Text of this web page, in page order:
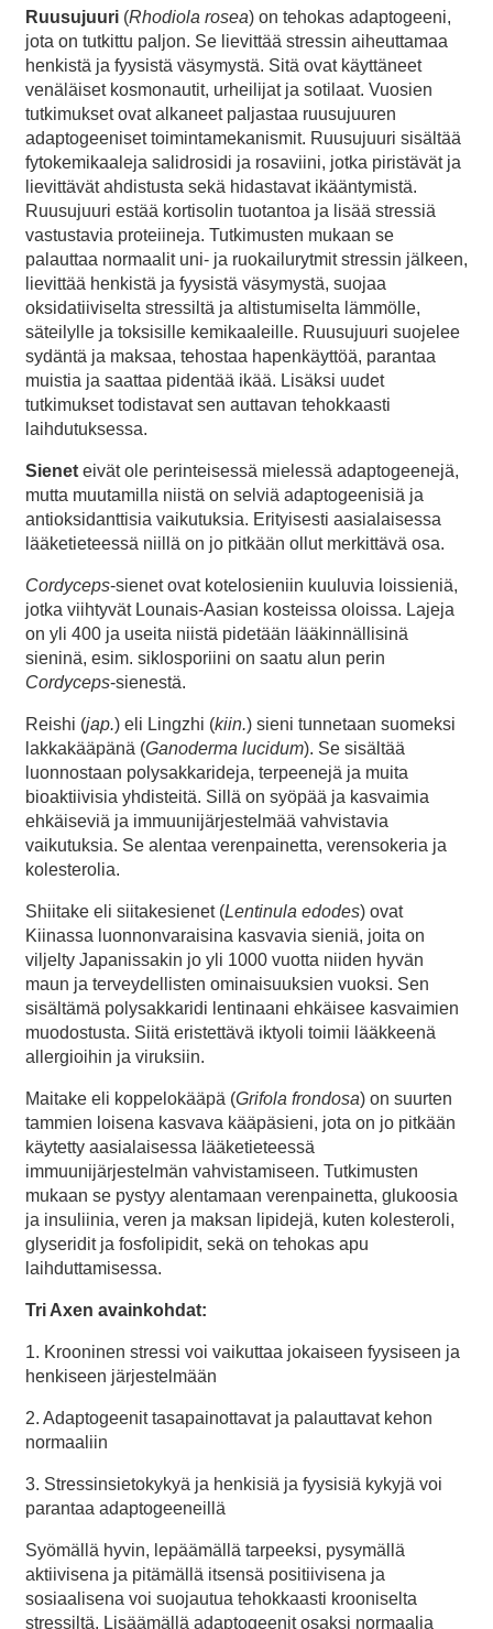
Ruusujuuri (Rhodiola rosea) on tehokas adaptogeeni,
jota on tutkittu paljon. Se lievittää stressin aiheuttamaa
henkistä ja fyysistä väsymystä. Sitä ovat käyttäneet
venäläiset kosmonautit, urheilijat ja sotilaat. Vuosien
tutkimukset ovat alkaneet paljastaa ruusujuuren
adaptogeeniset toimintamekanismit. Ruusujuuri sisältää
fytokemikaaleja salidrosidi ja rosaviini, jotka piristävät ja
lievittävät ahdistusta sekä hidastavat ikääntymistä.
Ruusujuuri estää kortisolin tuotantoa ja lisää stressiä
vastustavia proteiineja. Tutkimusten mukaan se
palauttaa normaalit uni- ja ruokailurytmit stressin jälkeen,
lievittää henkistä ja fyysistä väsymystä, suojaa
oksidatiiviselta stressiltä ja altistumiselta lämmölle,
säteilylle ja toksisille kemikaaleille. Ruusujuuri suojelee
sydäntä ja maksaa, tehostaa hapenkäyttöä, parantaa
muistia ja saattaa pidentää ikää. Lisäksi uudet
tutkimukset todistavat sen auttavan tehokkaasti
laihdutuksessa.
Sienet eivät ole perinteisessä mielessä adaptogeenejä,
mutta muutamilla niistä on selviä adaptogeenisiä ja
antioksidanttisia vaikutuksia. Erityisesti aasialaisessa
lääketieteessä niillä on jo pitkään ollut merkittävä osa.
Cordyceps-sienet ovat kotelosieniin kuuluvia loissieniä,
jotka viihtyvät Lounais-Aasian kosteissa oloissa. Lajeja
on yli 400 ja useita niistä pidetään lääkinnällisinä
sieninä, esim. siklosporiini on saatu alun perin
Cordyceps-sienestä.
Reishi (jap.) eli Lingzhi (kiin.) sieni tunnetaan suomeksi
lakkakääpänä (Ganoderma lucidum). Se sisältää
luonnostaan polysakkarideja, terpeenejä ja muita
bioaktiivisia yhdisteitä. Sillä on syöpää ja kasvaimia
ehkäiseviä ja immuunijärjestelmää vahvistavia
vaikutuksia. Se alentaa verenpainetta, verensokeria ja
kolesterolia.
Shiitake eli siitakesienet (Lentinula edodes) ovat
Kiinassa luonnonvaraisina kasvavia sieniä, joita on
viljelty Japanissakin jo yli 1000 vuotta niiden hyvän
maun ja terveydellisten ominaisuuksien vuoksi. Sen
sisältämä polysakkaridi lentinaani ehkäisee kasvaimien
muodostusta. Siitä eristettävä iktyoli toimii lääkkeenä
allergioihin ja viruksiin.
Maitake eli koppelokääpä (Grifola frondosa) on suurten
tammien loisena kasvava kääpäsieni, jota on jo pitkään
käytetty aasialaisessa lääketieteessä
immuunijärjestelmän vahvistamiseen. Tutkimusten
mukaan se pystyy alentamaan verenpainetta, glukoosia
ja insuliinia, veren ja maksan lipidejä, kuten kolesteroli,
glyseridit ja fosfolipidit, sekä on tehokas apu
laihduttamisessa.
Tri Axen avainkohdat:
1. Krooninen stressi voi vaikuttaa jokaiseen fyysiseen ja
henkiseen järjestelmään
2. Adaptogeenit tasapainottavat ja palauttavat kehon
normaaliin
3. Stressinsietokykyä ja henkisiä ja fyysisiä kykyjä voi
parantaa adaptogeeneillä
Syömällä hyvin, lepäämällä tarpeeksi, pysymällä
aktiivisena ja pitämällä itsensä positiivisena ja
sosiaalisena voi suojautua tehokkaasti krooniselta
stressiltä. Lisäämällä adaptogeenit osaksi normaalia